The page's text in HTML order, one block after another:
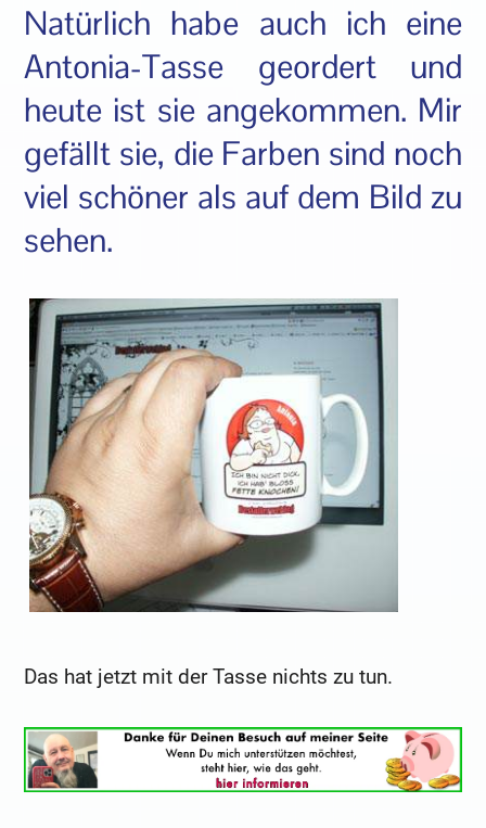
Natürlich habe auch ich eine
Antonia-Tasse geordert und
heute ist sie angekommen. Mir
gefällt sie, die Farben sind noch
viel schöner als auf dem Bild zu
sehen.
Das hat jetzt mit der Tasse nichts zu tun.